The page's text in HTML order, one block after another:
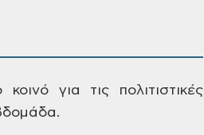
για τις πολιτιστικές